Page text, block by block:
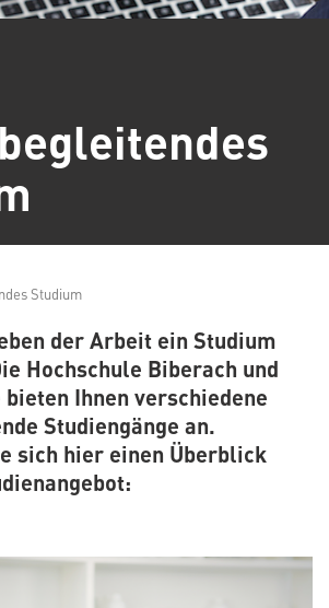
Studium
der Arbeit ein Studium
Hochschule Biberach und
Ihnen verschiedene
Studiengänge an.
sich hier einen Überblick